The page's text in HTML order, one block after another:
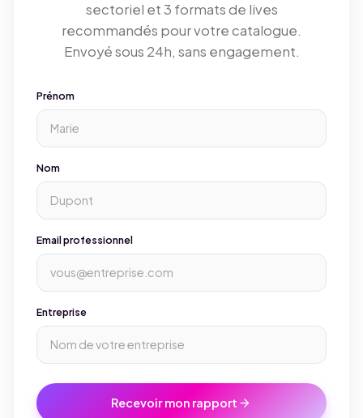
sectoriel et 3 formats de lives
recommandés pour votre catalogue.
Envoyé sous 24h, sans engagement.
Prénom
Nom
Email professionnel
Entreprise
Recevoir mon rapport arrow_forward